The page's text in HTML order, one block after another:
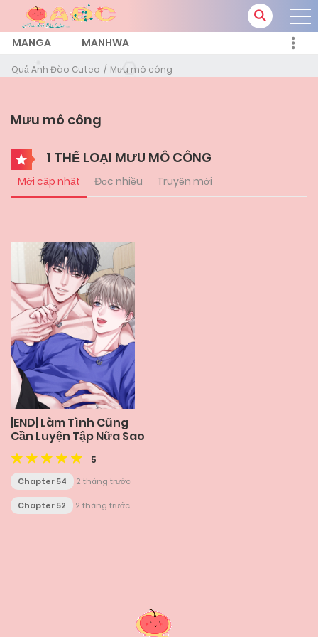
MANGA MANHWA
Quả Anh Đào Cuteo Mưu mô công
Mưu mô công
1 THỂ LOẠI MƯU MÔ CÔNG
Mới cập nhật Đọc nhiều Truyện mới
|END| Làm Tình Cũng
Cần Luyện Tập Nữa Sao
5
Chapter 54 2 tháng trước
Chapter 52 2 tháng trước